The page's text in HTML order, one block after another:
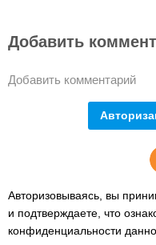
Добавить
Добавить комментарий
Авторизовываясь, вы
и подтверждаете, что
конфиденциальности